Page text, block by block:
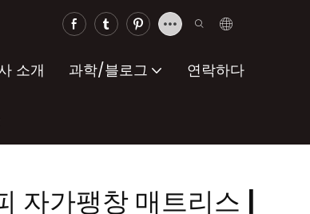
소개 과학/블로그 연락하다
자가팽창 매트리스 |